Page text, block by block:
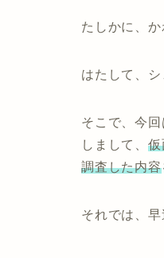
たしかに、か
はたして、
そこで、今
しまして、 仮
調査した内容
それでは、早